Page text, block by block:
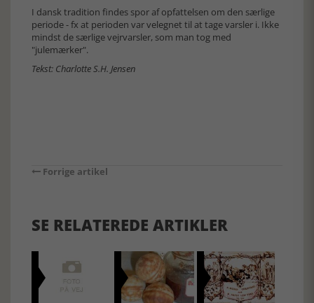
I dansk tradition findes spor af opfattelsen om den særlige
periode - fx at perioden var velegnet til at tage varsler i. Ikke
mindst de særlige vejrvarsler, som man tog med
"julemærker".
Tekst: Charlotte S.H. Jensen
Forrige artikel
SE RELATEREDE ARTIKLER